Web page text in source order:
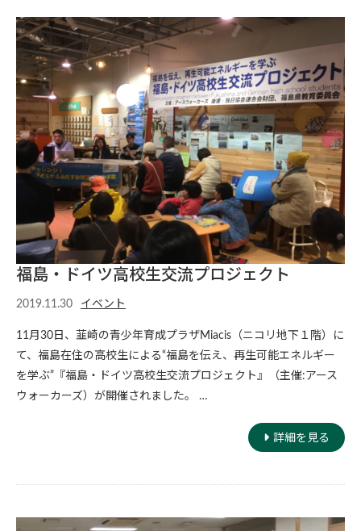
福島・ドイツ高校生交流プロジェクト
2019.11.30 イベント
11月30日、韮崎の青少年育成プラザMiacis（ニコリ地下１階）に
て、福島在住の高校生による“福島を伝え、再生可能エネルギー
を学ぶ”『福島・ドイツ高校生交流プロジェクト』（主催:アース
ウォーカーズ）が開催されました。 …
詳細を見る